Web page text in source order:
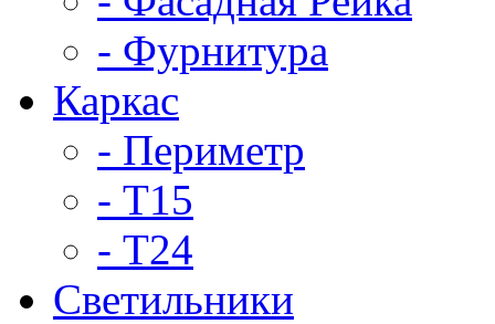
- Фурнитура
Каркас
- Периметр
- Т15
- Т24
Светильники